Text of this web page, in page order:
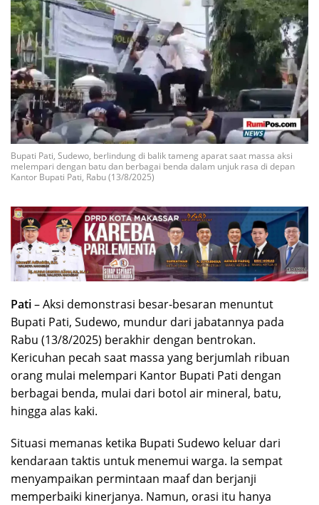
Bupati Pati, Sudewo, berlindung di balik tameng aparat saat massa aksi
melempari dengan batu dan berbagai benda dalam unjuk rasa di depan
Kantor Bupati Pati, Rabu (13/8/2025)
Pati– Aksi demonstrasi besar-besaran menuntut
Bupati Pati, Sudewo, mundur dari jabatannya pada
Rabu (13/8/2025) berakhir dengan bentrokan.
Kericuhan pecah saat massa yang berjumlah ribuan
orang mulai melempari Kantor Bupati Pati dengan
berbagai benda, mulai dari botol air mineral, batu,
hingga alas kaki.
Situasi memanas ketika Bupati Sudewo keluar dari
kendaraan taktis untuk menemui warga. Ia sempat
menyampaikan permintaan maaf dan berjanji
memperbaiki kinerjanya. Namun, orasi itu hanya